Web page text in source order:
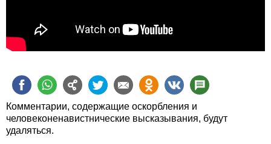
Комментарии, содержащие оскорбления и
человеконенавистнические высказывания, будут
удаляться.